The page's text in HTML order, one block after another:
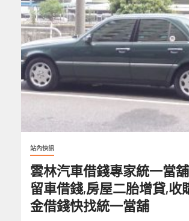
站內快訊
雲林汽車借錢專家統一當
留車借錢,房屋二胎增貸,收
金借錢快找統一當舖